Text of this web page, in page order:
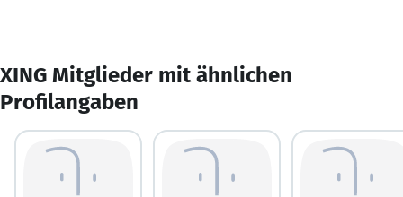
XING Mitglieder mit ähnlichen
Profilangaben